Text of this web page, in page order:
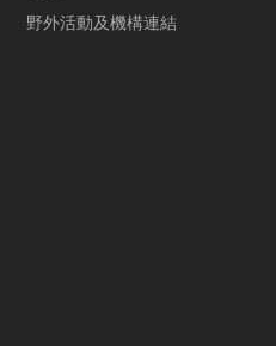
野外活動及機構連結